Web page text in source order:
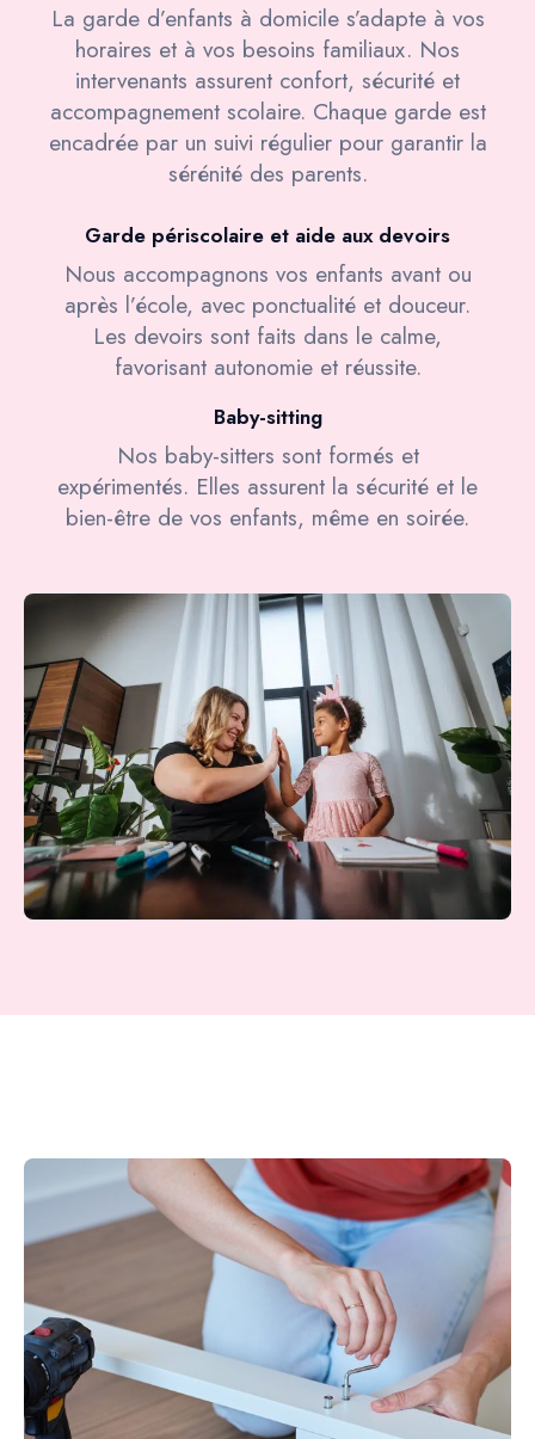
La garde d’enfants à domicile s’adapte à vos
horaires et à vos besoins familiaux. Nos
intervenants assurent confort, sécurité et
accompagnement scolaire. Chaque garde est
encadrée par un suivi régulier pour garantir la
sérénité des parents.
Garde périscolaire et aide aux devoirs
Nous accompagnons vos enfants avant ou
après l’école, avec ponctualité et douceur.
Les devoirs sont faits dans le calme,
favorisant autonomie et réussite.
Baby-sitting
Nos baby-sitters sont formés et
expérimentés. Elles assurent la sécurité et le
bien-être de vos enfants, même en soirée.